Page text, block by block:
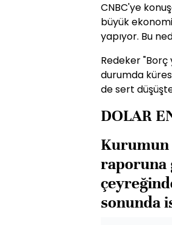
CNBC'ye
büyük
yapıyor. Bu
Redeker "Borç
durumda
de sert
DOLAR
Kurumun
raporuna
sonunda